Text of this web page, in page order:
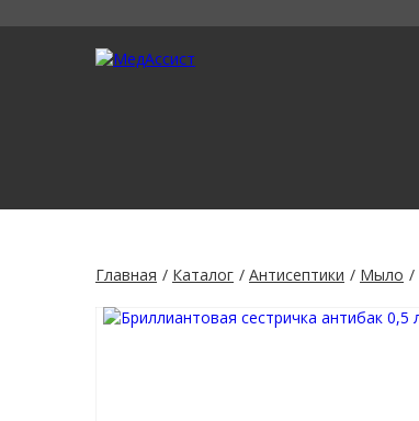
Главная Каталог Антисептики Мыло